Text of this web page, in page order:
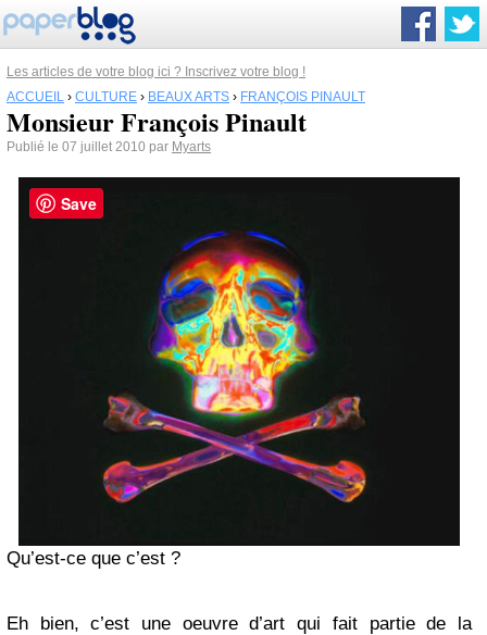
Les articles de votre blog ici ? Inscrivez votre blog !
ACCUEIL › CULTURE › BEAUX ARTS › FRANÇOIS PINAULT
Monsieur François Pinault
Publié le 07 juillet 2010 par Myarts
Qu’est-ce que c’est ?
Eh bien, c’est une oeuvre d’art qui fait partie de la
Save